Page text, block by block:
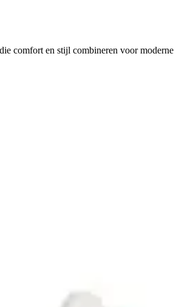
comfort en stijl combineren voor